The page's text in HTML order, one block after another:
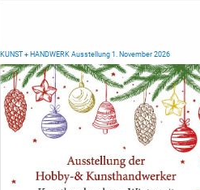
KUNST + HANDWERK Ausstellung 1. November 2026